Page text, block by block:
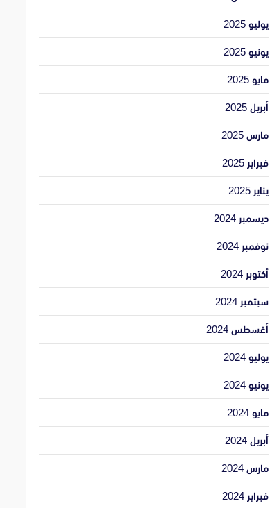
يوليو 2025
يونيو 2025
مايو 2025
أبريل 2025
مارس 2025
فبراير 2025
يناير 2025
ديسمبر 2024
نوفمبر 2024
أكتوبر 2024
سبتمبر 2024
أغسطس 2024
يوليو 2024
يونيو 2024
مايو 2024
أبريل 2024
مارس 2024
فبراير 2024